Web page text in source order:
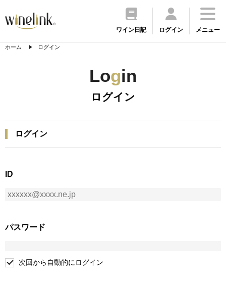
ワイン日記 ログイン メニュー
ホーム ログイン
Login
ログイン
ログイン
ID
パスワード
次回から自動的にログイン